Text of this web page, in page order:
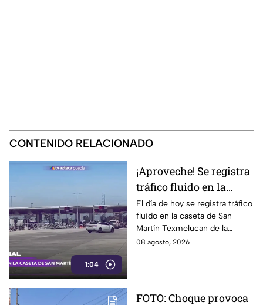
CONTENIDO RELACIONADO
1:04
¡Aproveche! Se registra
tráfico fluido en la
caseta de Texmelucan
de la autopista México-
Puebla HOY sábado
El día de hoy se registra tráfico
fluido en la caseta de San
Martín Texmelucan de la
autopista México-Puebla; así lo
08 agosto, 2026
FOTO: Choque provoca